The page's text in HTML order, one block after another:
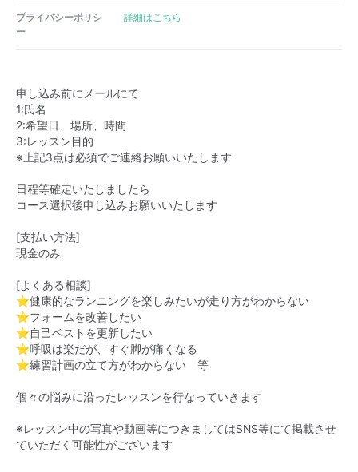
プライバシーポリシ
ー
詳細はこちら
申し込み前にメールにて
1:氏名
2:希望日、場所、時間
3:レッスン目的
※上記3点は必須でご連絡お願いいたします
日程等確定いたしましたら
コース選択後申し込みお願いいたします
[支払い方法]
現金のみ
[よくある相談]
⭐︎健康的なランニングを楽しみたいが走り方がわからない
⭐︎フォームを改善したい
⭐︎自己ベストを更新したい
⭐︎呼吸は楽だが、すぐ脚が痛くなる
⭐︎練習計画の立て方がわからない 等
個々の悩みに沿ったレッスンを行なっていきます
※レッスン中の写真​​や動画等につきましてはSNS等にて掲載させ
ていただく可能性がございます